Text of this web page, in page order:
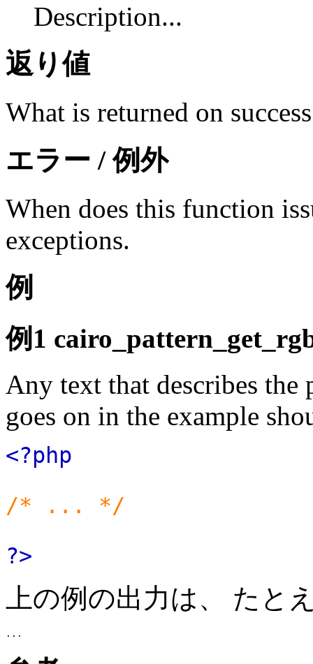
Description...
返り値
What is returned on
エラー / 例外
When does this function
exceptions.
例
例1
Any text that describes the
goes on in the example
<?php
/* ... */
?>
上の例の出力は、 たと